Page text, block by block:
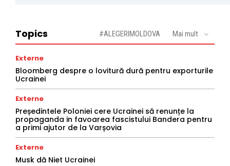
Topics #ALEGERIMOLDOVA Mai mult
Externe
Bloomberg despre o lovitură dură pentru exporturile
Ucrainei
Externe
Președintele Poloniei cere Ucrainei să renunțe la
propaganda in favoarea fascistului Bandera pentru
a primi ajutor de la Varșovia
Externe
Musk dă Niet Ucrainei